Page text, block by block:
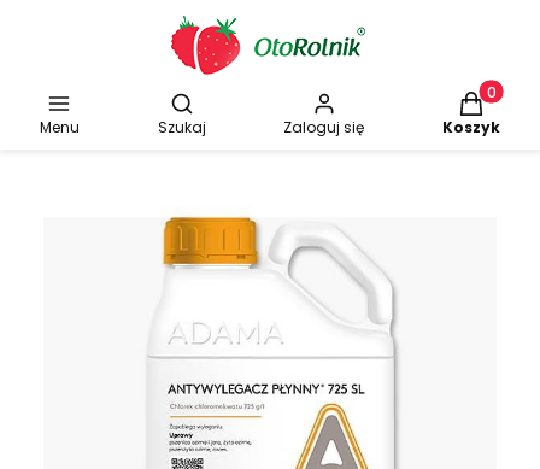
Menu
Otwórz wyszukiwarkę
Szukaj Zaloguj się
Produkty
Koszyk